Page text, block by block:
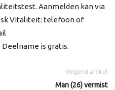
Aanmelden kan via
Vitaliteit: telefoon of
is gratis.
Volgend artikel
Man (26) vermist